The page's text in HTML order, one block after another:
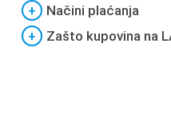
+
Načini plaćanja
+
Zašto kupovina na